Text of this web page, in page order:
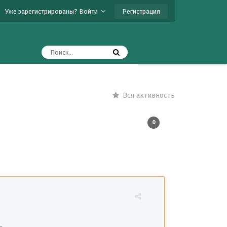
Уже зарегистрированы? Войти Регистрация
Вся активность
0